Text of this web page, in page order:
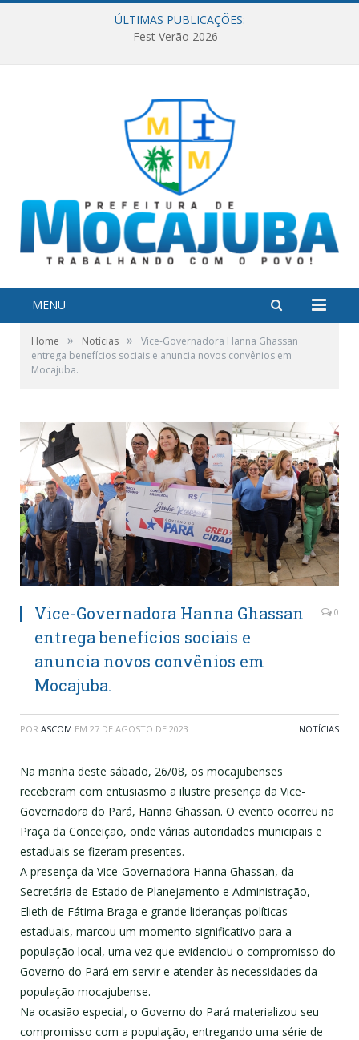
ÚLTIMAS PUBLICAÇÕES:
Fest Verão 2026
MENU
Home » Notícias »
Vice-Governadora Hanna Ghassan
entrega benefícios sociais e anuncia novos convênios em
Mocajuba.
Vice-Governadora Hanna Ghassan
entrega benefícios sociais e
anuncia novos convênios em
Mocajuba.
0
POR ASCOM EM 27 DE AGOSTO DE 2023 NOTÍCIAS
Na manhã deste sábado, 26/08, os mocajubenses
receberam com entusiasmo a ilustre presença da Vice-
Governadora do Pará, Hanna Ghassan. O evento ocorreu na
Praça da Conceição, onde várias autoridades municipais e
estaduais se fizeram presentes.
A presença da Vice-Governadora Hanna Ghassan, da
Secretária de Estado de Planejamento e Administração,
Elieth de Fátima Braga e grande lideranças políticas
estaduais, marcou um momento significativo para a
população local, uma vez que evidenciou o compromisso do
Governo do Pará em servir e atender às necessidades da
população mocajubense.
Na ocasião especial, o Governo do Pará materializou seu
compromisso com a população, entregando uma série de